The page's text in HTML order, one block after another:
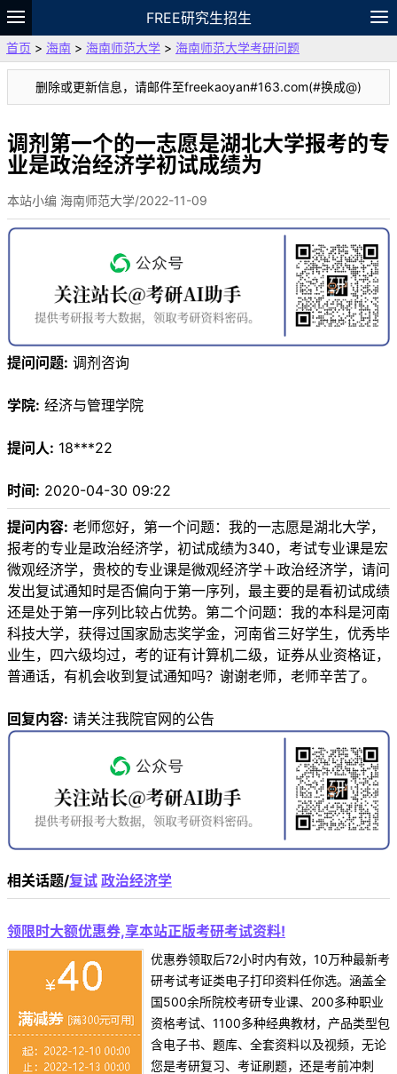
FREE研究生招生
题库
故事 专题 APP 笔记
论坛
VIP
资料
首页 > 海南 > 海南师范大学 > 海南师范大学考研问题
删除或更新信息，请邮件至freekaoyan#163.com(#换成@)
调剂第一个的一志愿是湖北大学报考的专
业是政治经济学初试成绩为
本站小编 海南师范大学/2022-11-09
提问问题: 调剂咨询
学院: 经济与管理学院
提问人: 18***22
时间: 2020-04-30 09:22
提问内容: 老师您好，第一个问题：我的一志愿是湖北大学，
报考的专业是政治经济学，初试成绩为340，考试专业课是宏
微观经济学，贵校的专业课是微观经济学＋政治经济学，请问
发出复试通知时是否偏向于第一序列，最主要的是看初试成绩
还是处于第一序列比较占优势。第二个问题：我的本科是河南
科技大学，获得过国家励志奖学金，河南省三好学生，优秀毕
业生，四六级均过，考的证有计算机二级，证券从业资格证，
普通话，有机会收到复试通知吗？谢谢老师，老师辛苦了。
回复内容: 请关注我院官网的公告
相关话题/复试 政治经济学
领限时大额优惠券,享本站正版考研考试资料!
优惠券领取后72小时内有效，10万种最新考
研考试考证类电子打印资料任你选。涵盖全
国500余所院校考研专业课、200多种职业
资格考试、1100多种经典教材，产品类型包
含电子书、题库、全套资料以及视频，无论
您是考研复习、考证刷题，还是考前冲刺